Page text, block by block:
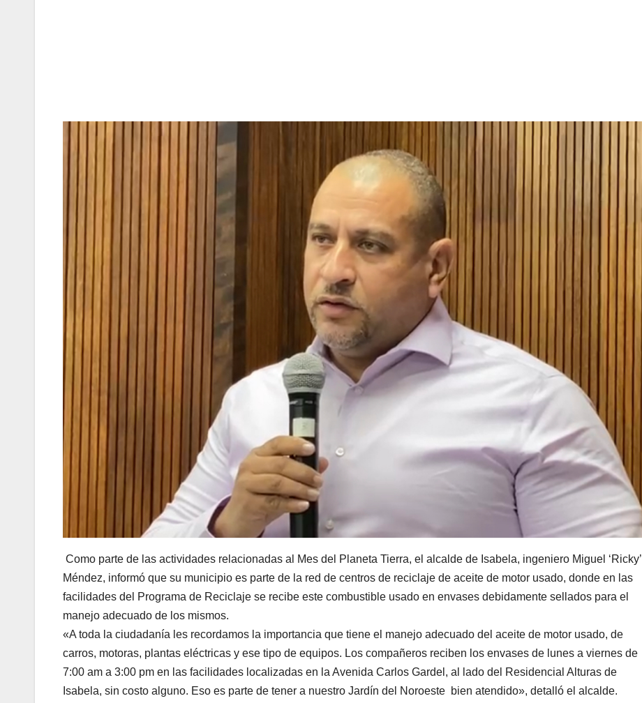
Como parte de las actividades relacionadas al Mes del Planeta Tierra, el alcalde de Isabela, ingeniero Miguel ‘Ricky’
Méndez, informó que su municipio es parte de la red de centros de reciclaje de aceite de motor usado, donde en las
facilidades del Programa de Reciclaje se recibe este combustible usado en envases debidamente sellados para el
manejo adecuado de los mismos.
«A toda la ciudadanía les recordamos la importancia que tiene el manejo adecuado del aceite de motor usado, de
carros, motoras, plantas eléctricas y ese tipo de equipos. Los compañeros reciben los envases de lunes a viernes de
7:00 am a 3:00 pm en las facilidades localizadas en la Avenida Carlos Gardel, al lado del Residencial Alturas de
Isabela, sin costo alguno. Eso es parte de tener a nuestro Jardín del Noroeste bien atendido», detalló el alcalde.